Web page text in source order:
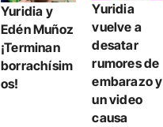
Yuridia y
Edén Muñoz
¡Terminan
borrachísim
os!
Yuridia
vuelve a
desatar
rumores de
embarazo y
un video
causa